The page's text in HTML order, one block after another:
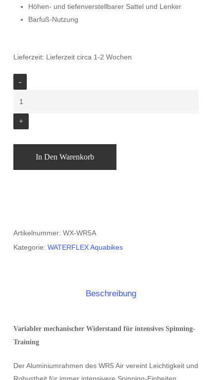
Höhen- und tiefenverstellbarer Sattel und Lenker
Barfuß-Nutzung
Lieferzeit: Lieferzeit circa 1-2 Wochen
In Den Warenkorb
Artikelnummer: WX-WR5A
Kategorie: WATERFLEX Aquabikes
Beschreibung
Variabler mechanischer Widerstand für intensives Spinning-
Training
Der Aluminiumrahmen des WR5 Air vereint Leichtigkeit und